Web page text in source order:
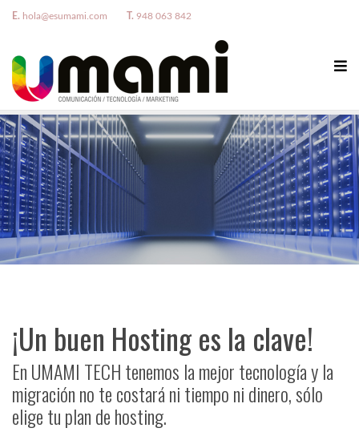
E. hola@esumami.com T. 948 063 842
¡Un buen Hosting es la clave!
En UMAMI TECH tenemos la mejor tecnología y la
migración no te costará ni tiempo ni dinero, sólo
elige tu plan de hosting.